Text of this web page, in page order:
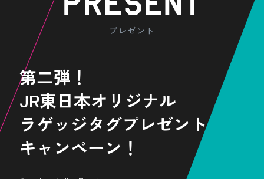
ーン）」のお問い合わせフォーム から直接
お問い合わせください。
写真を撮ることができます。
旅先で魅力的な景色や
おいしいものに出会ったら、
※対象駅で読み込み後、
翌々日の23：59までは駅にいな
くてもご利用になれます。
プレゼント
第二弾！
JR東日本オリジナル
ラゲッジタグプレゼント
キャンペーン！